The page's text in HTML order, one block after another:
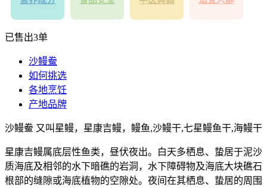
已售出3单
沙鳗鲞
如何挑选
各地烹饪
产地品牌
沙鳗鲞 又叫星鳗，星康吉鳗，鳗鱼,沙鳗干,七星鳗鱼干,海鳗干
星康吉鳗属底层性鱼类，昼伏夜出。白天多栖息、蛰居于泥沙
质海底及相邻的水下暗礁的岩洞，水下障碍物及海底大块礁石
根部的缝隙或海底植物的空隙处。夜间在其栖息、蛰居的周围